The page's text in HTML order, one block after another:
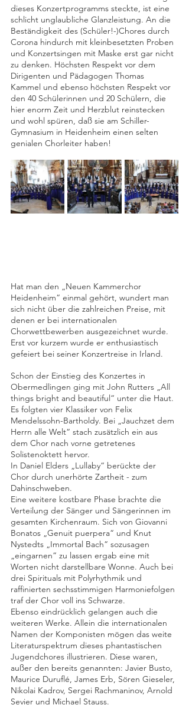
dieses Konzertprogramms steckte, ist eine
schlicht unglaubliche Glanzleistung. An die
Beständigkeit des (Schüler!-)Chores durch
Corona hindurch mit kleinbesetzten Proben
und Konzertsingen mit Maske erst gar nicht
zu denken. Höchsten Respekt vor dem
Dirigenten und Pädagogen Thomas
Kammel und ebenso höchsten Respekt vor
den 40 Schülerinnen und 20 Schülern, die
hier enorm Zeit und Herzblut reinstecken
und wohl spüren, daß sie am Schiller-
Gymnasium in Heidenheim einen selten
genialen Chorleiter haben!
Hat man den „Neuen Kammerchor
Heidenheim“ einmal gehört, wundert man
sich nicht über die zahlreichen Preise, mit
denen er bei internationalen
Chorwettbewerben ausgezeichnet wurde.
Erst vor kurzem wurde er enthusiastisch
gefeiert bei seiner Konzertreise in Irland.
Schon der Einstieg des Konzertes in
Obermedlingen ging mit John Rutters „All
things bright and beautiful“ unter die Haut.
Es folgten vier Klassiker von Felix
Mendelssohn-Bartholdy. Bei „Jauchzet dem
Herrn alle Welt“ stach zusätzlich ein aus
dem Chor nach vorne getretenes
Solistenoktett hervor.
In Daniel Elders „Lullaby“ berückte der
Chor durch unerhörte Zartheit - zum
Dahinschweben.
Eine weitere kostbare Phase brachte die
Verteilung der Sänger und Sängerinnen im
gesamten Kirchenraum. Sich von Giovanni
Bonatos „Genuit puerpera“ und Knut
Nystedts „Immortal Bach“ sozusagen
„eingarnen“ zu lassen ergab eine mit
Worten nicht darstellbare Wonne. Auch bei
drei Spirituals mit Polyrhythmik und
raffinierten sechsstimmigen Harmoniefolgen
traf der Chor voll ins Schwarze.
Ebenso eindrücklich gelangen auch die
weiteren Werke. Allein die internationalen
Namen der Komponisten mögen das weite
Literaturspektrum dieses phantastischen
Jugendchores illustrieren. Diese waren,
außer den bereits genannten: Javier Busto,
Maurice Duruflé, James Erb, Sören Gieseler,
Nikolai Kadrov, Sergei Rachmaninov, Arnold
Sevier und Michael Stauss.